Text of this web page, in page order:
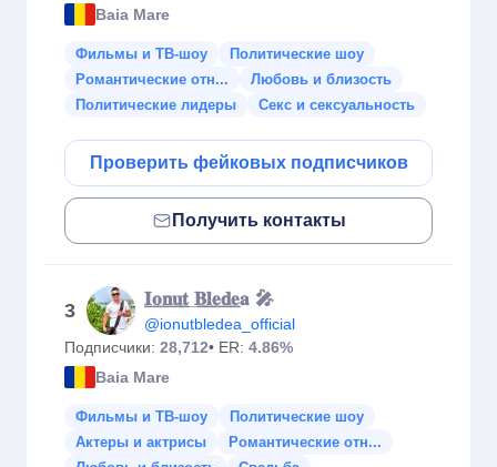
Baia Mare
Фильмы и ТВ-шоу
Политические шоу
Романтические отн...
Любовь и близость
Политические лидеры
Секс и сексуальность
Проверить фейковых подписчиков
Получить контакты
3
̲𝐈̲𝐨̲𝐧̲𝐮̲𝐭̲ ̲𝐁̲𝐥̲𝐞̲𝐝̲𝐞̲𝐚 🎤
@ionutbledea_official
Подписчики: 28,712• ER: 4.86%
Baia Mare
Фильмы и ТВ-шоу
Политические шоу
Актеры и актрисы
Романтические отн...